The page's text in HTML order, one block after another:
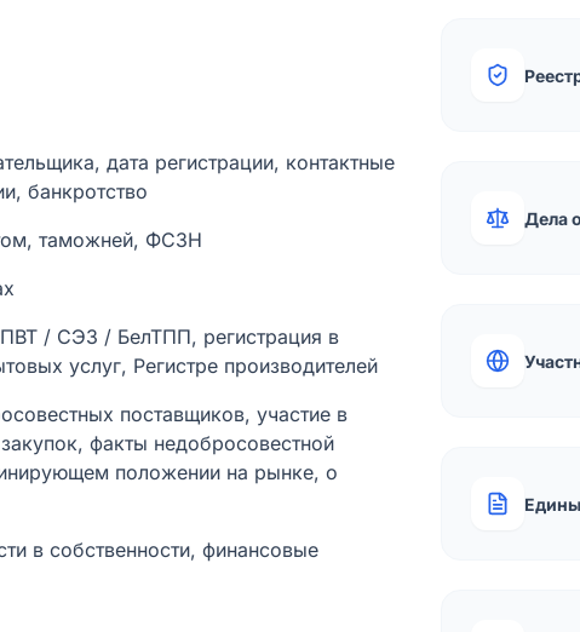
дата регистрации, контактные
банкротство
таможней, ФСЗН
ПВТ / СЭЗ / БелТПП, регистрация в
услуг, Регистре производителей
поставщиков, участие в
факты недобросовестной
положении на рынке, о
в собственности, финансовые
Дела